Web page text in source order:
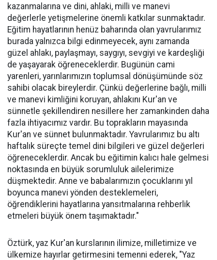
kazanmalarına ve dini, ahlaki, milli ve manevi
değerlerle yetişmelerine önemli katkılar sunmaktadır.
Eğitim hayatlarının henüz baharında olan yavrularımız
burada yalnızca bilgi edinmeyecek, aynı zamanda
güzel ahlakı, paylaşmayı, saygıyı, sevgiyi ve kardeşliği
de yaşayarak öğreneceklerdir. Bugünün cami
yarenleri, yarınlarımızın toplumsal dönüşümünde söz
sahibi olacak bireylerdir. Çünkü değerlerine bağlı, milli
ve manevi kimliğini koruyan, ahlakını Kur'an ve
sünnetle şekillendiren nesillere her zamankinden daha
fazla ihtiyacımız vardır. Bu toprakların mayasında
Kur'an ve sünnet bulunmaktadır. Yavrularımız bu altı
haftalık süreçte temel dini bilgileri ve güzel değerleri
öğreneceklerdir. Ancak bu eğitimin kalıcı hale gelmesi
noktasında en büyük sorumluluk ailelerimize
düşmektedir. Anne ve babalarımızın çocuklarını yıl
boyunca manevi yönden desteklemeleri,
öğrendiklerini hayatlarına yansıtmalarına rehberlik
etmeleri büyük önem taşımaktadır."
Öztürk, yaz Kur'an kurslarının ilimize, milletimize ve
ülkemize hayırlar getirmesini temenni ederek, "Yaz